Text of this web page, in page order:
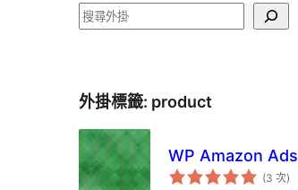
搜
外掛標籤: product
WP Amazon Ads
(3 次評
分)